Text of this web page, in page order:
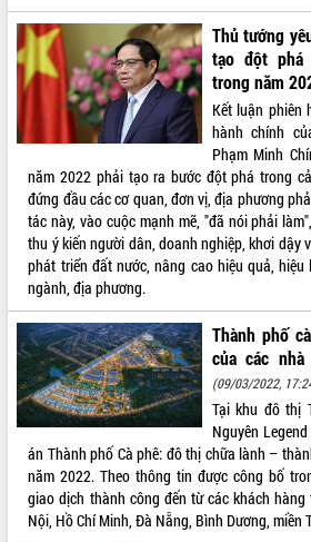
VIDEO
Khám bệnh, cấp phát thuốc miễn phí
và tặng quà người dân xã Cư Pui
Hội nghị UBND tỉnh Đắk Lắk thường kỳ
tháng 7/2026
Thủ tướng
tạo đột phá
trong năm
Kết luận phiên
hành chính
Phạm Minh
năm 2022 phải tạo ra bước đột phá trong
đứng đầu các cơ quan, đơn vị, địa phương
tác này, vào cuộc mạnh mẽ, "đã nói phải
thu ý kiến người dân, doanh nghiệp, khơi dậy
phát triển đất nước, nâng cao hiệu quả, hiệu
ngành, địa phương.
Thành phố
của các
(09/03/2022,
Tại khu đô thị
Nguyên
án Thành phố Cà phê: đô thị chữa lành –
năm 2022. Theo thông tin được công bố
giao dịch thành công đến từ các khách
Nội, Hồ Chí Minh, Đà Nẵng, Bình Dương, miền